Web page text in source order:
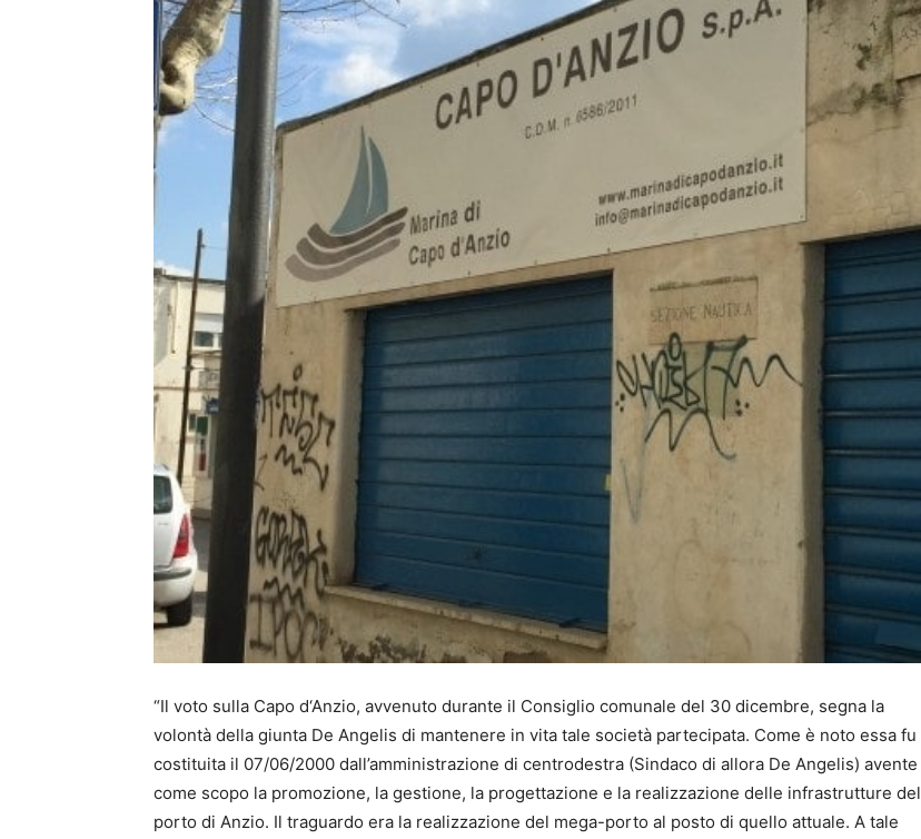
“Il voto sulla Capo d‘Anzio, avvenuto durante il Consiglio comunale del 30 dicembre, segna la
volontà della giunta De Angelis di mantenere in vita tale società partecipata. Come è noto essa fu
costituita il 07/06/2000 dall’amministrazione di centrodestra (Sindaco di allora De Angelis) avente
come scopo la promozione, la gestione, la progettazione e la realizzazione delle infrastrutture del
porto di Anzio. Il traguardo era la realizzazione del mega-porto al posto di quello attuale. A tale